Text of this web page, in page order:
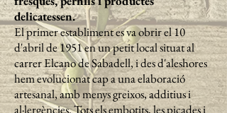
delicatessen.
El primer establiment es va obrir el 10
d'abril de 1951 en un petit local situat al
carrer Elcano de Sabadell, i des d'aleshores
hem evolucionat cap a una elaboració
artesanal, amb menys greixos, additius i
al·lergències. Tots els embotits, les picades i